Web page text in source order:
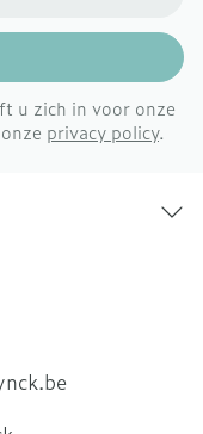
u zich in voor onze
privacy policy.